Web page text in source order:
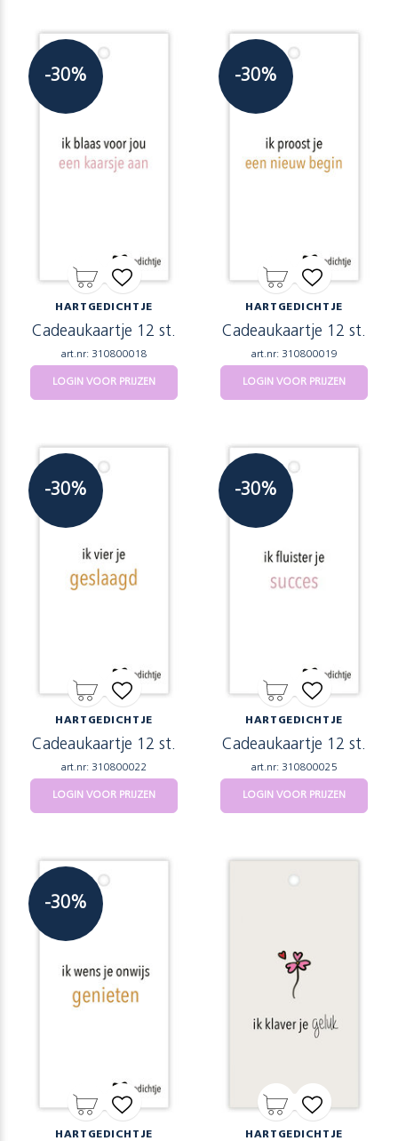
-30%
HARTGEDICHTJE
Cadeaukaartje 12 st.
art.nr: 310800018
LOGIN VOOR PRIJZEN
-30%
HARTGEDICHTJE
Cadeaukaartje 12 st.
art.nr: 310800019
LOGIN VOOR PRIJZEN
-30%
HARTGEDICHTJE
Cadeaukaartje 12 st.
art.nr: 310800022
LOGIN VOOR PRIJZEN
-30%
HARTGEDICHTJE
Cadeaukaartje 12 st.
art.nr: 310800025
LOGIN VOOR PRIJZEN
-30%
HARTGEDICHTJE HARTGEDICHTJE